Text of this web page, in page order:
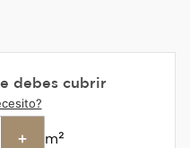
debes cubrir
+ m²